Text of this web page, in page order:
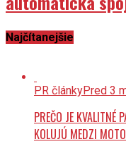
Najčítanejšie
PR článkyPred 3
PREČO JE KVALITNÉ
KOLUJÚ MEDZI